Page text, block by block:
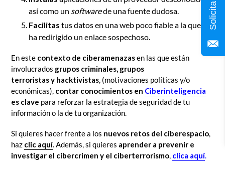
así como un softwarede una fuente dudosa.
Facilitas tus datos en una web poco fiable a la que te
ha redirigido un enlace sospechoso.
En este contexto de ciberamenazasen las que están
involucrados grupos criminales, grupos
terroristas y hacktivistas, (motivaciones políticas y/o
económicas), contar conocimientos en Ciberinteligencia
es clave para reforzar la estrategia de seguridad de tu
información o la de tu organización.
Si quieres hacer frente a los nuevos retos del ciberespacio,
haz clic aquí. Además, si quieres aprender a prevenir e
investigar el cibercrimen y el ciberterrorismo, clica aquí.